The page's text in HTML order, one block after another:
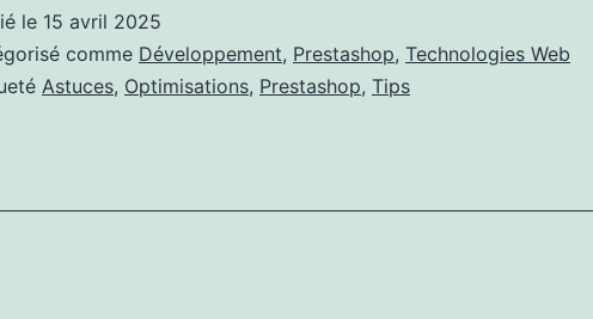
à
des
le 15 avril 2025
comme Développement, Prestashop, Technologies Web
Astuces, Optimisations, Prestashop, Tips